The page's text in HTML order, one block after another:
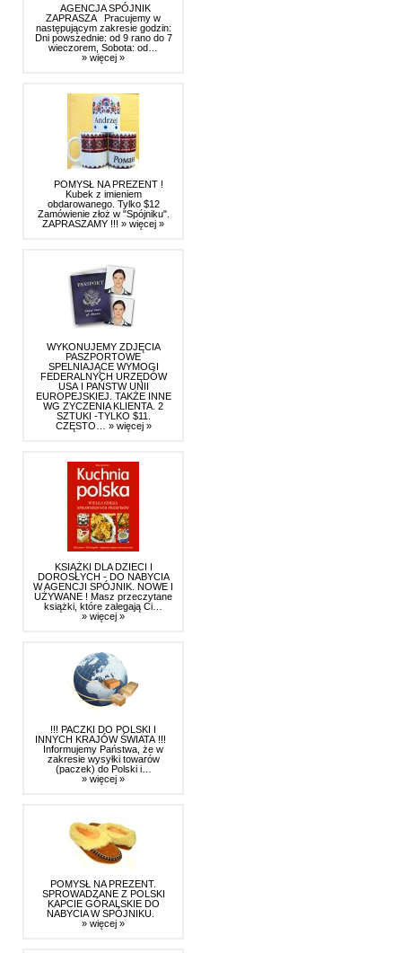
AGENCJA SPÓJNIK
ZAPRASZA Pracujemy w
następującym zakresie godzin:
Dni powszednie: od 9 rano do 7
wieczorem, Sobota: od…
» więcej »
POMYSŁ NA PREZENT !
Kubek z imieniem
obdarowanego. Tylko $12
Zamówienie złoż w "Spójniku".
ZAPRASZAMY !!! » więcej »
WYKONUJEMY ZDJĘCIA
PASZPORTOWE
SPELNIAJĄCE WYMOGI
FEDERALNYCH URZĘDÓW
USA I PAŃSTW UNII
EUROPEJSKIEJ. TAKŻE INNE
WG ZYCZENIA KLIENTA. 2
SZTUKI -TYLKO $11.
CZĘSTO… » więcej »
KSIĄŻKI DLA DZIECI I
DOROSŁYCH - DO NABYCIA
W AGENCJI SPÓJNIK. NOWE I
UŻYWANE ! Masz przeczytane
książki, które zalegają Ci…
» więcej »
!!! PACZKI DO POLSKI I
INNYCH KRAJÓW ŚWIATA !!!
Informujemy Państwa, że w
zakresie wysyłki towarów
(paczek) do Polski i…
» więcej »
POMYSŁ NA PREZENT.
SPROWADZANE Z POLSKI
KAPCIE GÓRALSKIE DO
NABYCIA W SPÓJNIKU.
» więcej »